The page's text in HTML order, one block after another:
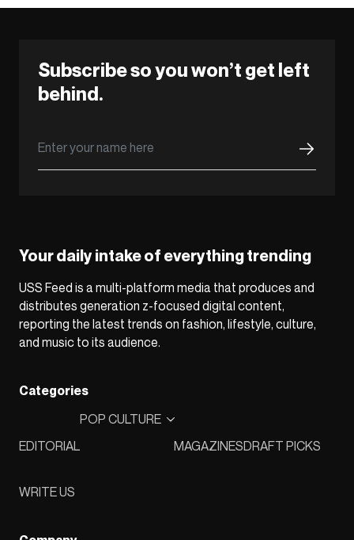
Subscribe so you won’t get left
behind.
Your daily intake of everything trending
USS Feed is a multi-platform media that produces and
distributes generation z-focused digital content,
reporting the latest trends on fashion, lifestyle, culture,
and music to its audience.
Categories
EDITORIAL
POP CULTURE
MAGAZINESDRAFT PICKS
WRITE US